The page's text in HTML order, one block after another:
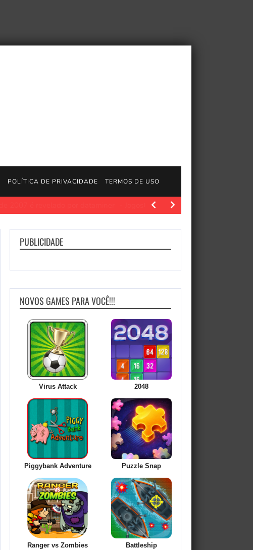
POLÍTICA DE PRIVACIDADE TERMOS DE USO
JogosGratisFun. Uma descoberta feita pelo
PUBLICIDADE
NOVOS GAMES PARA VOCÊ!!!
Virus Attack 2048
Piggybank Adventure Puzzle Snap
Ranger vs Zombies Battleship